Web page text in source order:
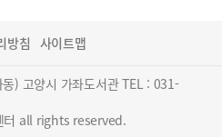
방침 사이트맵
) 고양시 가좌도서관 TEL : 031-
터 all rights reserved.